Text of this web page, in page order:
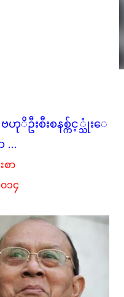
ဦးစီးစနစ္က်င့္သုံးေ
...
စာ
၁၄